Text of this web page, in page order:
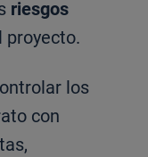
riesgos
proyecto.
los
con